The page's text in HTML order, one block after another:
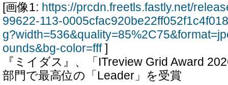
[画像1: https://prcdn.freetls.fastly.net/
99622-113-
ounds&bg-color=fff]
『ミイダス』、「ITreview Grid Award
部門で最高位の「Leader」を受賞